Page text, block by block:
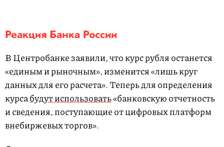
Реакция Банка России
В Центробанке заявили, что курс рубля останется
«единым и рыночным», изменится «лишь круг
данных для его расчета». Теперь для определения
курсабудут использовать«банковскую отчетность
и сведения, поступающие от цифровых платформ
внебиржевых торгов».